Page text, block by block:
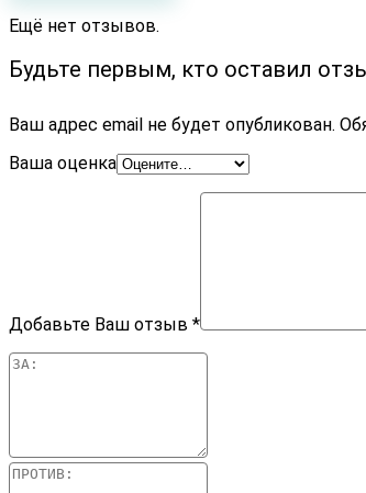
Ещё нет отзывов.
Будьте первым, кто оставил
Ваш адрес email не будет опубликован.
Ваша оценка
Добавьте Ваш отзыв *